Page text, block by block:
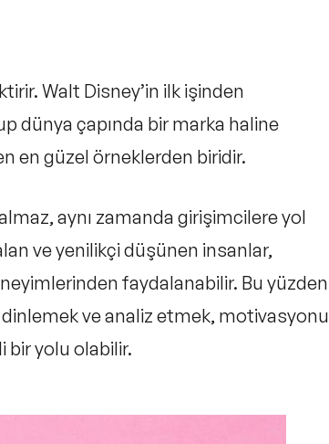
Walt Disney’in ilk işinden
dünya çapında bir marka haline
en güzel örneklerden biridir.
aynı zamanda girişimcilere yol
ve yenilikçi düşünen insanlar,
faydalanabilir. Bu yüzden
ve analiz etmek, motivasyonu
bir yolu olabilir.